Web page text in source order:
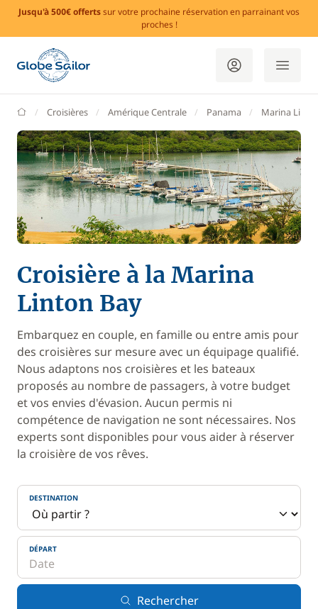
Jusqu'à 500€ offertssur votre prochaine réservation en parrainant vos
proches !
GlobeSailor
Croisières Amérique Centrale Panama Marina
Croisière à la Marina
Linton Bay
Embarquez en couple, en famille ou entre amis pour
des croisières sur mesure avec un équipage qualifié.
Nous adaptons nos croisières et les bateaux
proposés au nombre de passagers, à votre budget
et vos envies d'évasion. Aucun permis ni
compétence de navigation ne sont nécessaires. Nos
experts sont disponibles pour vous aider à réserver
la croisière de vos rêves.
DESTINATION
DÉPART
Rechercher